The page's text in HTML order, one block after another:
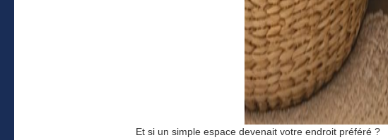
Et si un simple espace devenait votre endroit préféré ?